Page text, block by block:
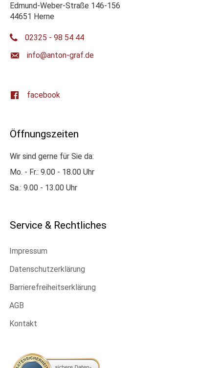
Edmund-Weber-Straße 146-156
44651 Herne
02325 - 98 54 44
ed.farg-notna@ofni
facebook
Öffnungszeiten
Wir sind gerne für Sie da:
Mo. - Fr.: 9.00 - 18.00 Uhr
Sa.: 9.00 - 13.00 Uhr
Service & Rechtliches
Impressum
Datenschutzerklärung
Barrierefreiheitserklärung
AGB
Kontakt